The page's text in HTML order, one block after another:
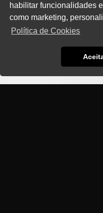
habilitar funcionalidades
como marketing,
Política de Cookies